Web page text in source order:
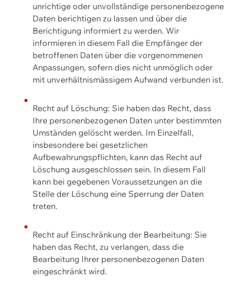
unrichtige oder unvollständige personenbezogene
Daten berichtigen zu lassen und über die
Berichtigung informiert zu werden. Wir
informieren in diesem Fall die Empfänger der
betroffenen Daten über die vorgenommenen
Anpassungen, sofern dies nicht unmöglich oder
mit unverhältnismässigem Aufwand verbunden ist.
Recht auf Löschung: Sie haben das Recht, dass
Ihre personenbezogenen Daten unter bestimmten
Umständen gelöscht werden. Im Einzelfall,
insbesondere bei gesetzlichen
Aufbewahrungspflichten, kann das Recht auf
Löschung ausgeschlossen sein. In diesem Fall
kann bei gegebenen Voraussetzungen an die
Stelle der Löschung eine Sperrung der Daten
treten.
Recht auf Einschränkung der Bearbeitung: Sie
haben das Recht, zu verlangen, dass die
Bearbeitung Ihrer personenbezogenen Daten
eingeschränkt wird.